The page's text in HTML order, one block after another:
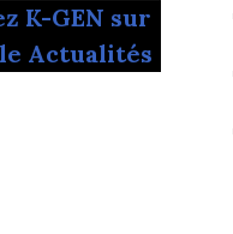
K-GEN sur
Actualités